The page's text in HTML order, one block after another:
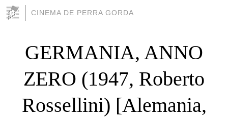
CINEMA DE PERRA GORDA
GERMANIA, ANNO
ZERO (1947, Roberto
Rossellini) [Alemania,